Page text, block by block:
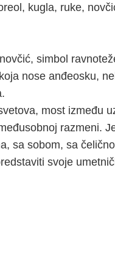
kugla, ruke,
simbol
nose anđeosku,
most između
razmeni.
sa sobom, sa
svoje